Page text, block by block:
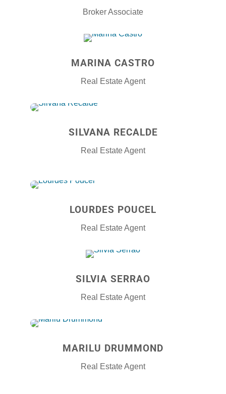
Broker Associate
MARINA CASTRO
Real Estate Agent
SILVANA RECALDE
Real Estate Agent
LOURDES POUCEL
Real Estate Agent
SILVIA SERRAO
Real Estate Agent
MARILU DRUMMOND
Real Estate Agent